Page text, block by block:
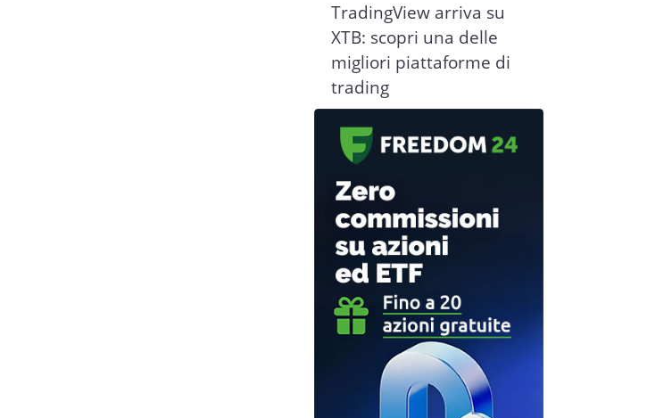
TradingView arriva su
XTB: scopri una delle
migliori piattaforme di
trading